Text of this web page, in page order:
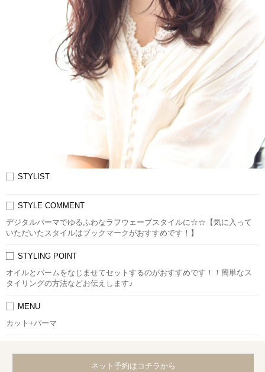
STYLIST
STYLE COMMENT
デジタルパーマでゆるふわなラフウェーブスタイルに☆☆【気に入って
いただいたスタイルはブックマークがおすすめです！】
STYLING POINT
オイルとバームをなじませてセットするのがおすすめです！！簡単なス
タイリングの方法などお伝えします♪
MENU
カット+パーマ
ネット予約はコチラから